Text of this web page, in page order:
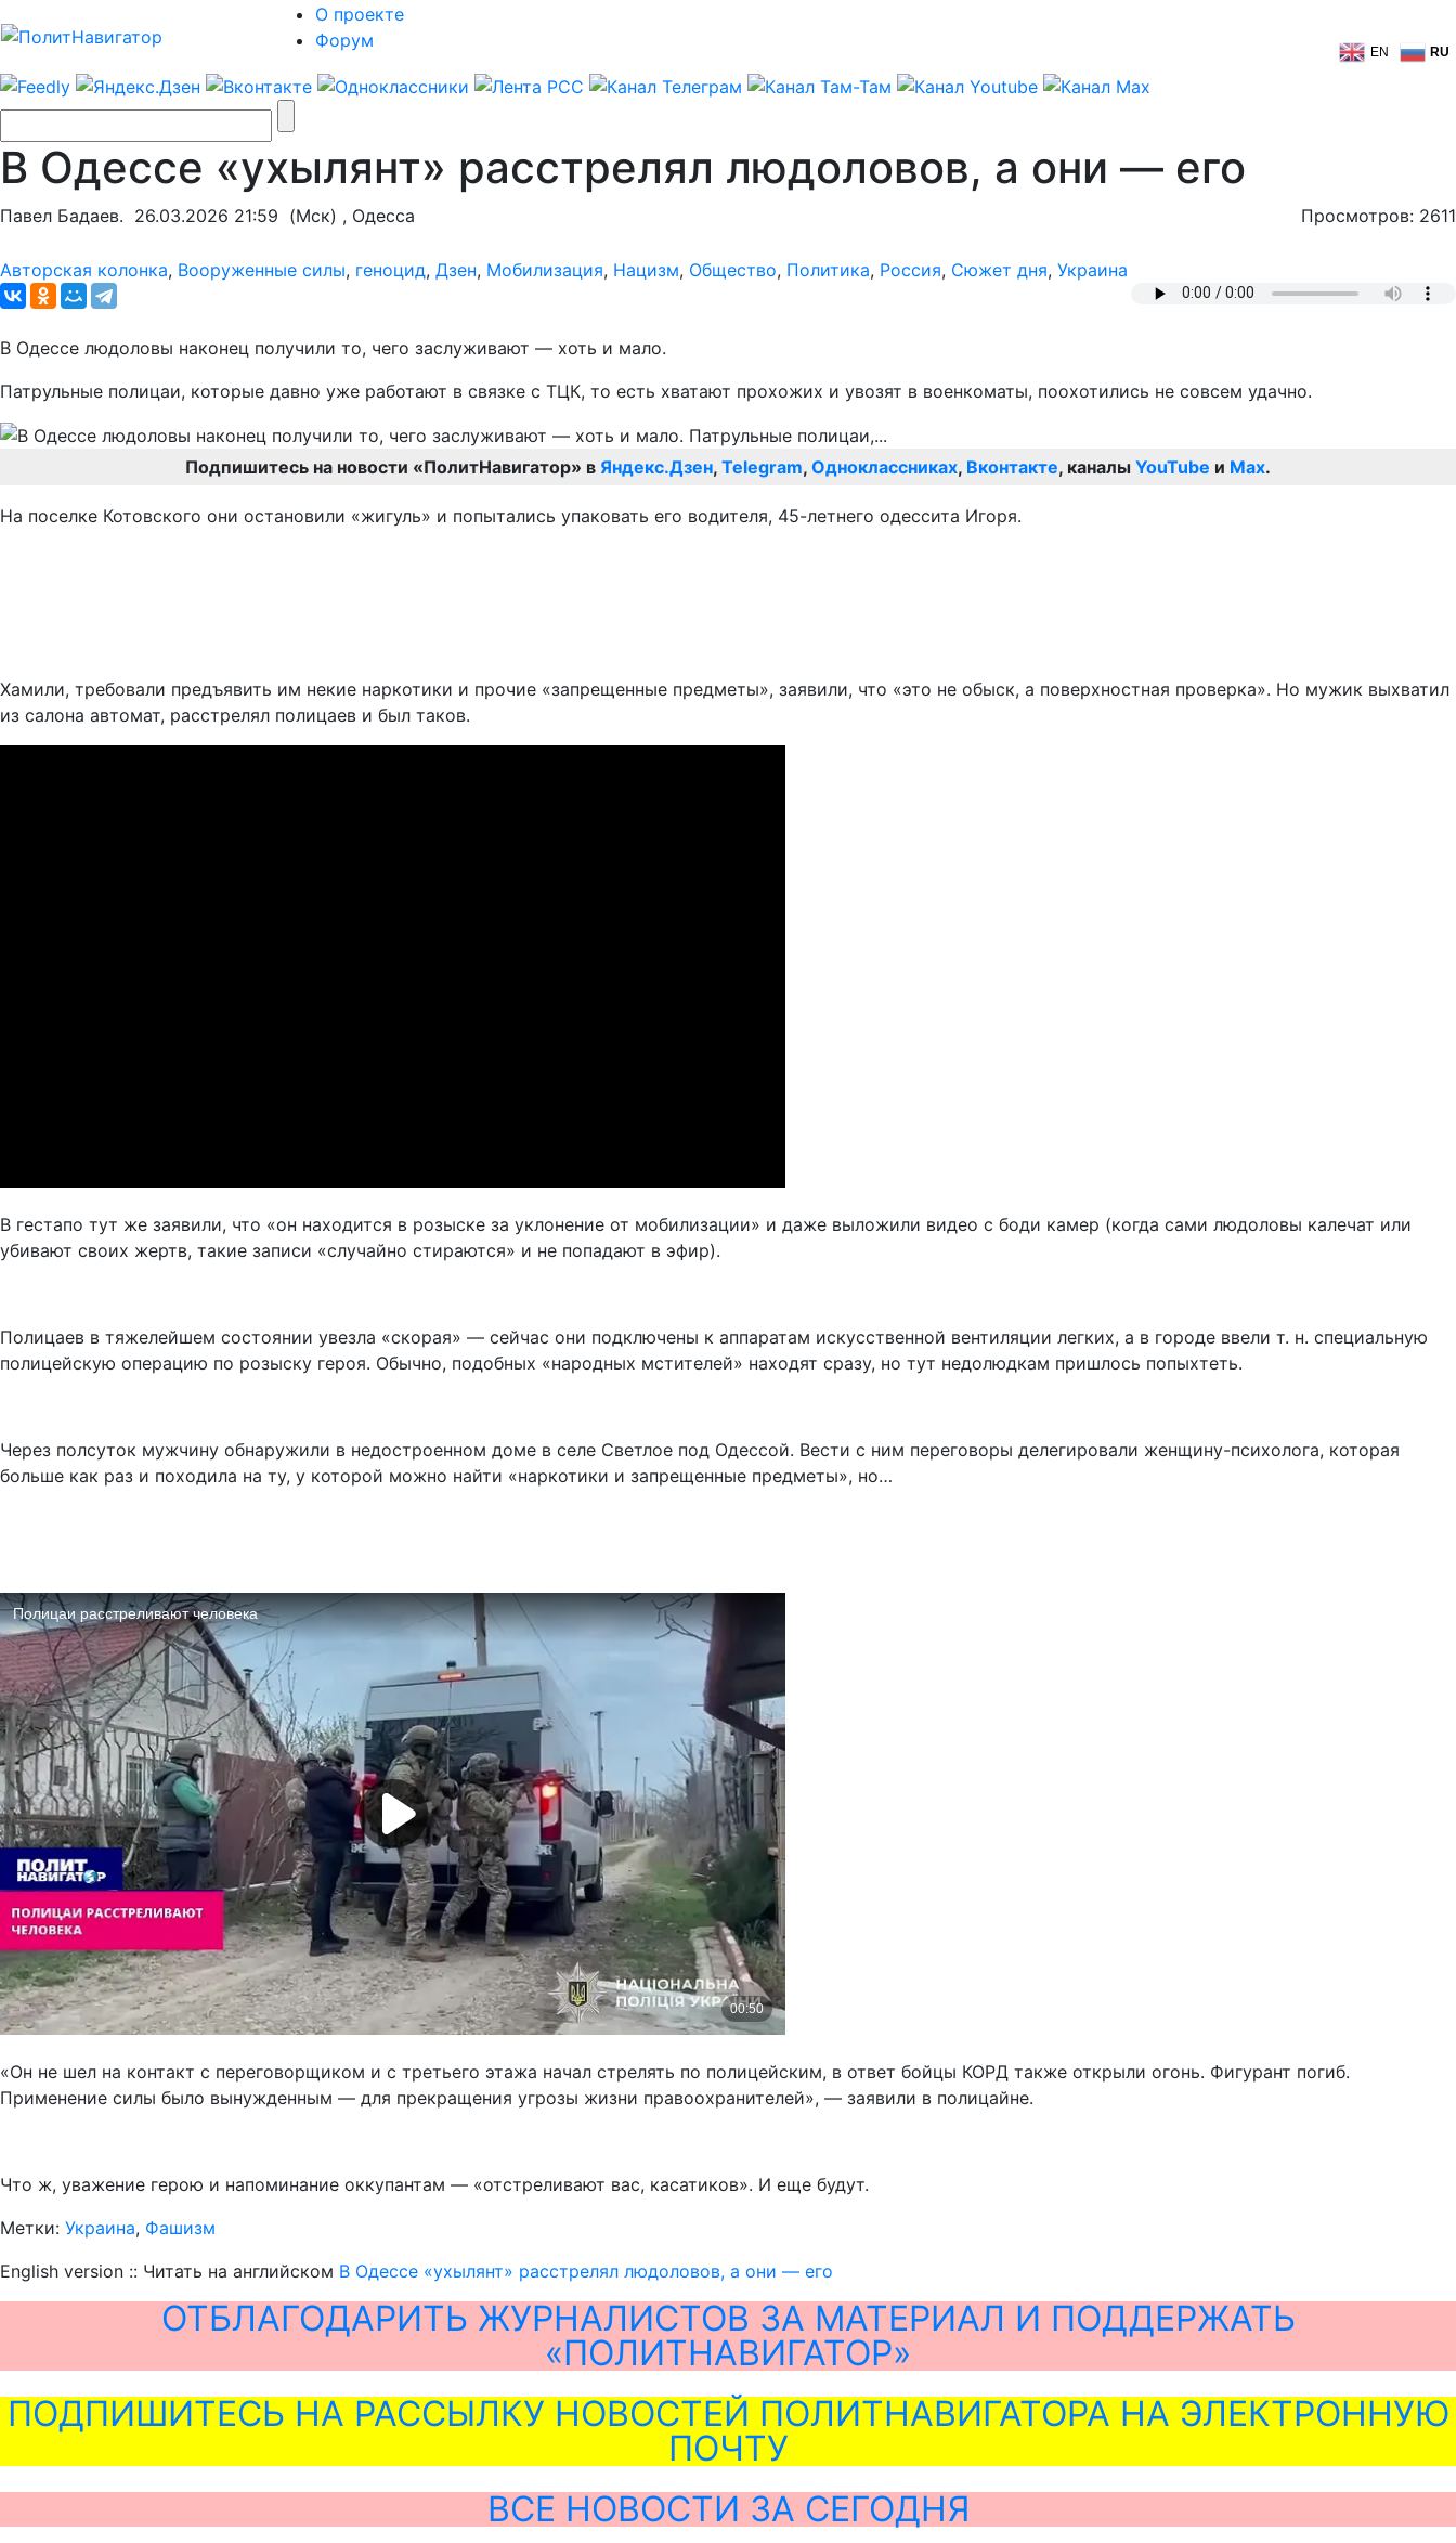
О проекте
Форум
EN RU
В Одессе «ухылянт» расстрелял людоловов, а они — его
Павел Бадаев. 26.03.2026 21:59 (Мск) , Одесса Просмотров: 2611
Авторская колонка, Вооруженные силы, геноцид, Дзен, Мобилизация, Нацизм, Общество, Политика, Россия, Сюжет дня, Украина
В Одессе людоловы наконец получили то, чего заслуживают — хоть и мало.
Патрульные полицаи, которые давно уже работают в связке с ТЦК, то есть хватают прохожих и увозят в военкоматы, поохотились не совсем удачно.
Подпишитесь на новости «ПолитНавигатор» в Яндекс.Дзен, Telegram, Одноклассниках, Вконтакте, каналы YouTube и Max.
На поселке Котовского они остановили «жигуль» и попытались упаковать его водителя, 45-летнего одессита Игоря.
Хамили, требовали предъявить им некие наркотики и прочие «запрещенные предметы», заявили, что «это не обыск, а поверхностная проверка». Но мужик выхватил
из салона автомат, расстрелял полицаев и был таков.
В гестапо тут же заявили, что «он находится в розыске за уклонение от мобилизации» и даже выложили видео с боди камер (когда сами людоловы калечат или
убивают своих жертв, такие записи «случайно стираются» и не попадают в эфир).
Полицаев в тяжелейшем состоянии увезла «скорая» — сейчас они подключены к аппаратам искусственной вентиляции легких, а в городе ввели т. н. специальную
полицейскую операцию по розыску героя. Обычно, подобных «народных мстителей» находят сразу, но тут недолюдкам пришлось попыхтеть.
Через полсуток мужчину обнаружили в недостроенном доме в селе Светлое под Одессой. Вести с ним переговоры делегировали женщину-психолога, которая
больше как раз и походила на ту, у которой можно найти «наркотики и запрещенные предметы», но…
«Он не шел на контакт с переговорщиком и с третьего этажа начал стрелять по полицейским, в ответ бойцы КОРД также открыли огонь. Фигурант погиб.
Применение силы было вынужденным — для прекращения угрозы жизни правоохранителей», — заявили в полицайне.
Что ж, уважение герою и напоминание оккупантам — «отстреливают вас, касатиков». И еще будут.
Метки: Украина, Фашизм
English version :: Читать на английском В Одессе «ухылянт» расстрелял людоловов, а они — его
ОТБЛАГОДАРИТЬ ЖУРНАЛИСТОВ ЗА МАТЕРИАЛ И ПОДДЕРЖАТЬ
«ПОЛИТНАВИГАТОР»
ПОДПИШИТЕСЬ НА РАССЫЛКУ НОВОСТЕЙ ПОЛИТНАВИГАТОРА НА ЭЛЕКТРОННУЮ
ПОЧТУ
ВСЕ НОВОСТИ ЗА СЕГОДНЯ